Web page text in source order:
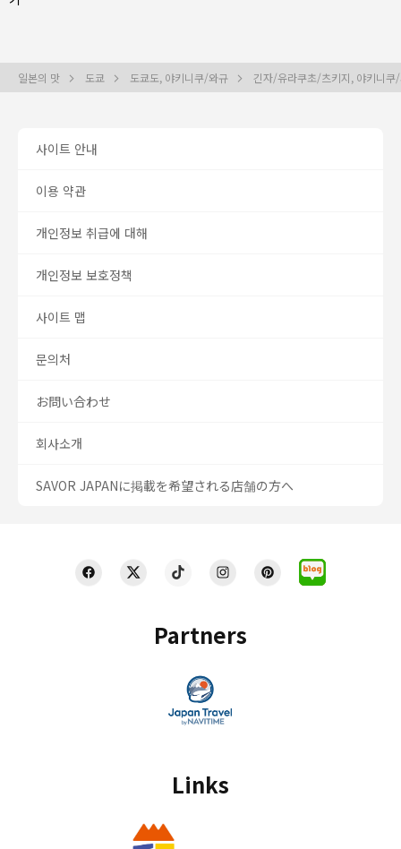
일본의 맛 도쿄 도쿄도, 야키니쿠/와규 긴자/유라쿠초/츠키지, 야키니
Partners
Links
사이트 안내
이용 약관
개인정보 취급에 대해
개인정보 보호정책
사이트 맵
문의처
お問い合わせ
회사소개
SAVOR JAPANに掲載を希望される店舗の方へ